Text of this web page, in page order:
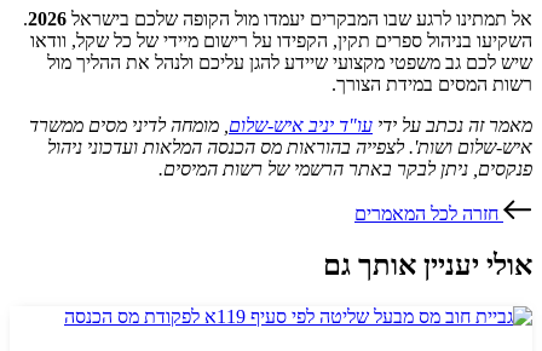
אל תמתינו לרגע שבו המבקרים יעמדו מול הקופה שלכם בישראל 2026
.
השקיעו בניהול ספרים תקין, הקפידו על רישום מיידי של כל שקל, וודאו
שיש לכם גב משפטי מקצועי שיידע להגן עליכם ולנהל את ההליך מול
רשות המסים במידת הצורך.
מאמר זה נכתב על ידי עו"ד יניב איש-שלום , מומחה לדיני מסים ממשרד
איש-שלום ושות'. לצפייה בהוראות מס הכנסה המלאות ועדכוני ניהול
פנקסים, ניתן לבקר באתר הרשמי של רשות המיסים.
חזרה לכל המאמרים
אולי יעניין אותך גם